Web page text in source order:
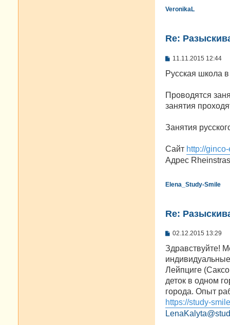
и
е
VeronikaL
Re:
С
о
б
е
н
и
11.11.2015 12:44
Русская школа
Проводятся
занятия
Занятия
Сайт http://
Адрес
Elena_Study-Smile
Re:
С
о
б
щ
е
и
е
02.12.2015 13:29
Здравствуйте!
Лейпциге
деток в одном
города. Опыт
https://study-